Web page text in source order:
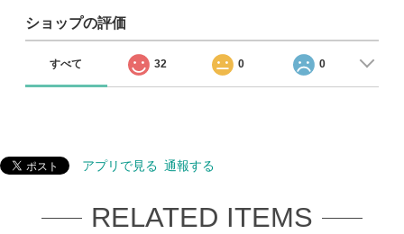
ショップの評価
すべて 32 0 0
アプリで見る 通報する
RELATED ITEMS